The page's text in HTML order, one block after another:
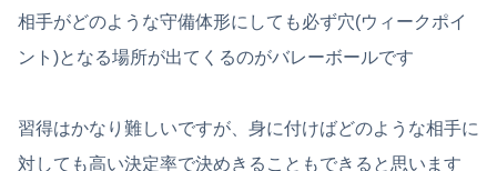
相手がどのような守備体形にしても必ず穴(ウィークポイ
ント)となる場所が出てくるのがバレーボールです
習得はかなり難しいですが、身に付けばどのような相手に
対しても高い決定率で決めきることもできると思います